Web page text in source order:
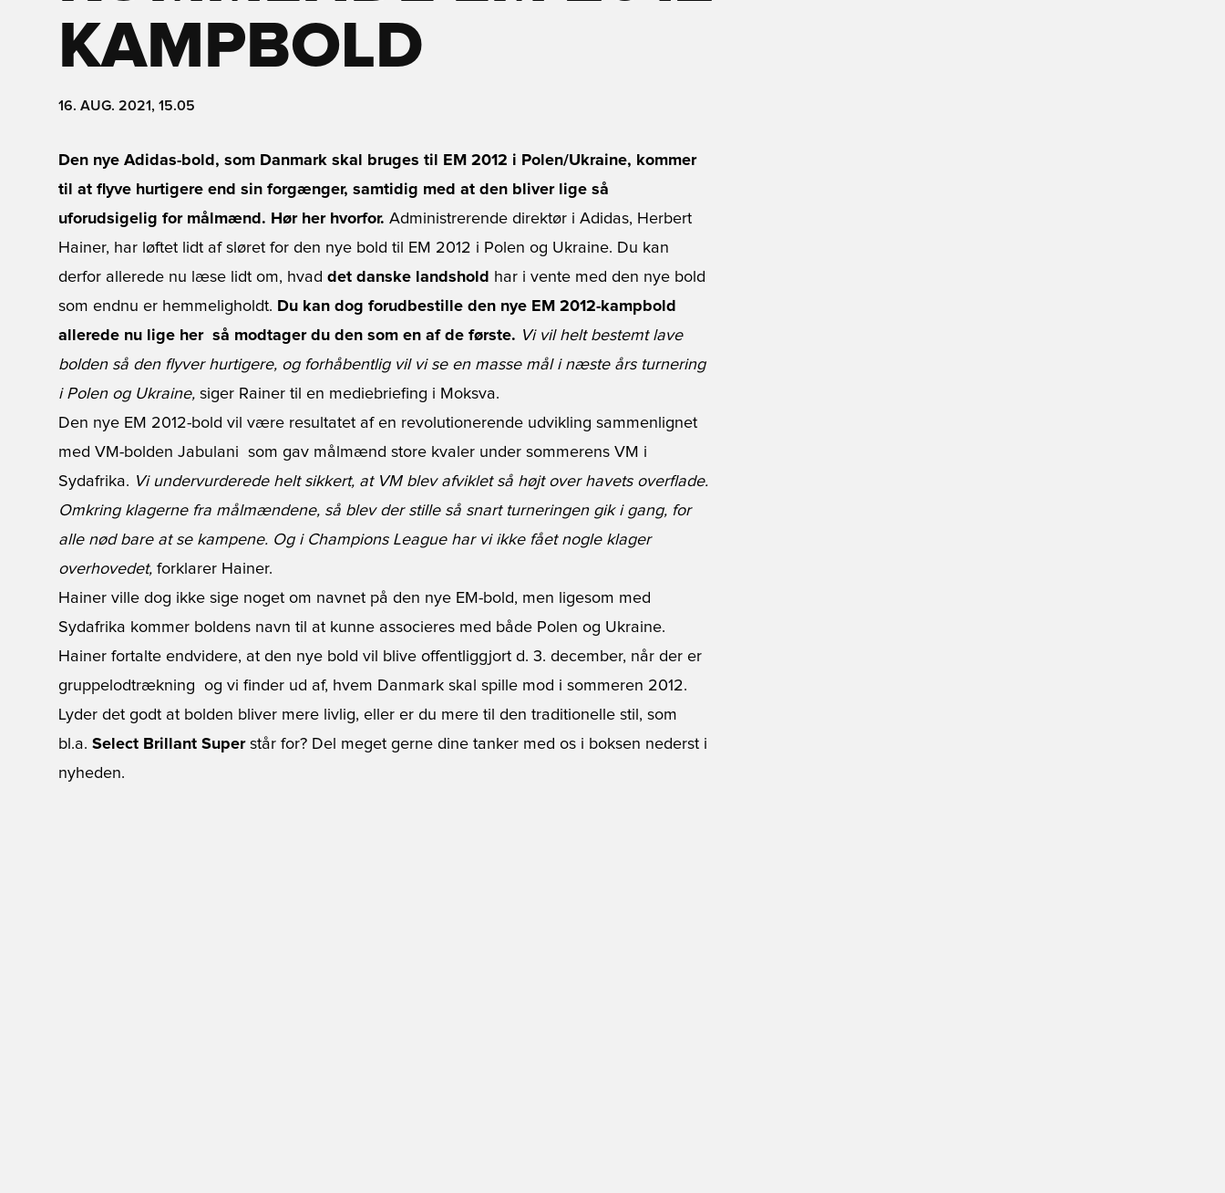
KAMPBOLD
16. AUG. 2021, 15.05
Den nye Adidas-bold, som Danmark skal bruges til EM 2012 i Polen/Ukraine, kommer
til at flyve hurtigere end sin forgænger, samtidig med at den bliver lige så
uforudsigelig for målmænd. Hør her hvorfor. Administrerende direktør i Adidas, Herbert
Hainer, har løftet lidt af sløret for den nye bold til EM 2012 i Polen og Ukraine. Du kan
derfor allerede nu læse lidt om, hvad det danske landshold har i vente med den nye bold 
som endnu er hemmeligholdt. Du kan dog forudbestille den nye EM 2012-kampbold
allerede nu lige her  så modtager du den som en af de første. Vi vil helt bestemt lave
bolden så den flyver hurtigere, og forhåbentlig vil vi se en masse mål i næste års turnering
i Polen og Ukraine, siger Rainer til en mediebriefing i Moksva.
Den nye EM 2012-bold vil være resultatet af en revolutionerende udvikling sammenlignet
med VM-bolden Jabulani  som gav målmænd store kvaler under sommerens VM i
Sydafrika. Vi undervurderede helt sikkert, at VM blev afviklet så højt over havets overflade.
Omkring klagerne fra målmændene, så blev der stille så snart turneringen gik i gang, for
alle nød bare at se kampene. Og i Champions League har vi ikke fået nogle klager
overhovedet, forklarer Hainer.
Hainer ville dog ikke sige noget om navnet på den nye EM-bold, men ligesom med
Sydafrika kommer boldens navn til at kunne associeres med både Polen og Ukraine.
Hainer fortalte endvidere, at den nye bold vil blive offentliggjort d. 3. december, når der er
gruppelodtrækning  og vi finder ud af, hvem Danmark skal spille mod i sommeren 2012.
Lyder det godt at bolden bliver mere livlig, eller er du mere til den traditionelle stil, som
bl.a. Select Brillant Superstår for? Del meget gerne dine tanker med os i boksen nederst i
nyheden.